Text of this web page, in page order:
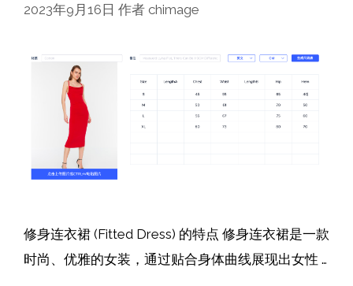
2023年9月16日 作者 chimage
修身连衣裙 (Fitted Dress) 的特点 修身连衣裙是一款
时尚、优雅的女装，通过贴合身体曲线展现出女性 …